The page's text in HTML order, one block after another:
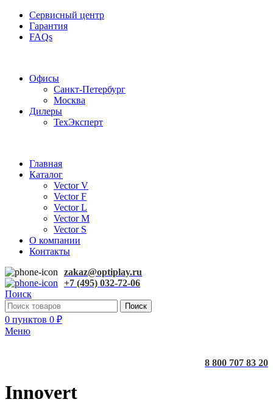
Сервисный центр
Гарантия
FAQs
Офисы
Санкт-Петербург
Москва
Дилеры
ТехЭксперт
Главная
Каталог
Vector V
Vector F
Vector L
Vector M
Vector S
О компании
Контакты
zakaz@optiplay.ru
+7 (495) 032-72-06
Поиск
Поиск
0 пунктов 0 ₽
Меню
8 800 707 83 20
Innovert